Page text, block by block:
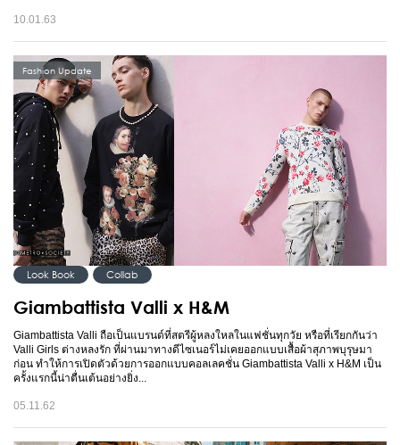
10.01.63
Fashion Update
Look Book Collab
Giambattista Valli x H&M
Giambattista Valli ถือเป็นแบรนด์ที่สตรีผู้หลงใหลในแฟชั่นทุกวัย หรือที่เรียกกันว่า
Valli Girls ต่างหลงรัก ที่ผ่านมาทางดีไซเนอร์ไม่เคยออกแบบเสื้อผ้าสุภาพบุรุษมา
ก่อน ทำให้การเปิดตัวด้วยการออกแบบคอลเลคชั่น Giambattista Valli x H&M เป็น
ครั้งแรกนี้น่าตื่นเต้นอย่างยิ่ง...
05.11.62